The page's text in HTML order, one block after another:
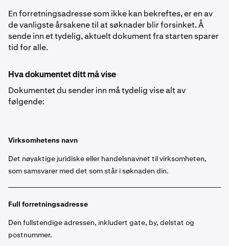
En forretningsadresse som ikke kan bekreftes, er en av
de vanligste årsakene til at søknader blir forsinket. Å
sende inn et tydelig, aktuelt dokument fra starten sparer
tid for alle.
Hva dokumentet ditt må vise
Dokumentet du sender inn må tydelig vise alt av
følgende:
Virksomhetens navn
Det nøyaktige juridiske eller handelsnavnet til virksomheten,
som samsvarer med det som står i søknaden din.
Full forretningsadresse
Den fullstendige adressen, inkludert gate, by, delstat og
postnummer.